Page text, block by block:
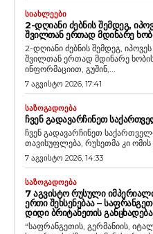
ᲡᲘᲐᲮᲚᲔᲔᲑᲘ
2-ᲓᲦᲘᲐᲜᲘ ᲫᲔᲑᲜᲘᲡ ᲨᲔᲛᲓᲔᲒ,
ᲨᲕᲘᲚᲗᲐᲜ ᲔᲠᲗᲐᲓ ᲛᲓᲘᲜᲐᲠᲔ
2-დღიანი ძებნის შემდეგ,
შვილთან ერთად მდინარე
ინფორმაციით, გუშინ,...
7 აგვისტო 2026, 17:41
ᲡᲐᲖᲝᲒᲐᲓᲝᲔᲑᲐ
ᲩᲕᲔᲜ ᲒᲐᲓᲐᲕᲐᲠᲩᲘᲜᲔᲗ
ჩვენ გადავარჩინეთ
თავისუფლება, რუსეთმა კი
7 აგვისტო 2026, 14:33
ᲡᲐᲖᲝᲒᲐᲓᲝᲔᲑᲐ
7 ᲐᲒᲕᲘᲡᲢᲝ ᲠᲣᲡᲣᲚᲘ
ᲔᲠᲗᲘ ᲨᲔᲮᲡᲔᲜᲔᲑᲐᲐ –
ᲓᲘᲓᲘ ᲑᲠᲘᲢᲐᲜᲔᲗᲘᲡ ᲒᲐᲜᲪᲮᲐᲓᲔᲑᲐ
“საფრანგეთის, გერმანიის,